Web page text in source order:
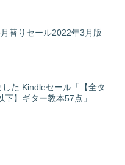
替りセール2022年3月版
た Kindleセール「【全タ
下】ギター教本57点」